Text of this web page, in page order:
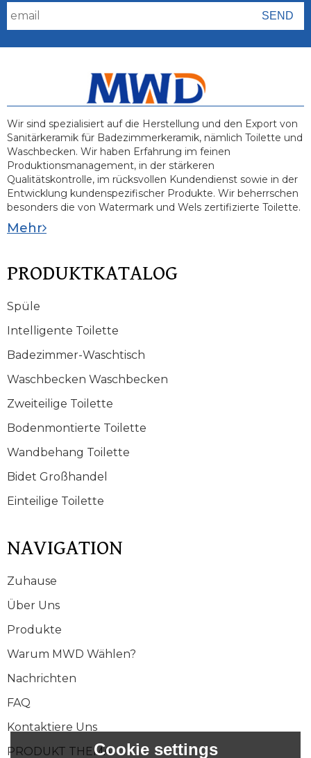
Wir sind spezialisiert auf die Herstellung und den Export von
Sanitärkeramik für Badezimmerkeramik, nämlich Toilette und
Waschbecken. Wir haben Erfahrung im feinen
Produktionsmanagement, in der stärkeren
Qualitätskontrolle, im rücksvollen Kundendienst sowie in der
Entwicklung kundenspezifischer Produkte. Wir beherrschen
besonders die von Watermark und Wels zertifizierte Toilette.
Mehr
PRODUKTKATALOG
Spüle
Intelligente Toilette
Badezimmer-Waschtisch
Waschbecken Waschbecken
Zweiteilige Toilette
Bodenmontierte Toilette
Wandbehang Toilette
Bidet Großhandel
Einteilige Toilette
NAVIGATION
Zuhause
Über Uns
Produkte
Warum MWD Wählen?
Nachrichten
FAQ
Kontaktiere Uns
PRODUKT THEMACookie settings